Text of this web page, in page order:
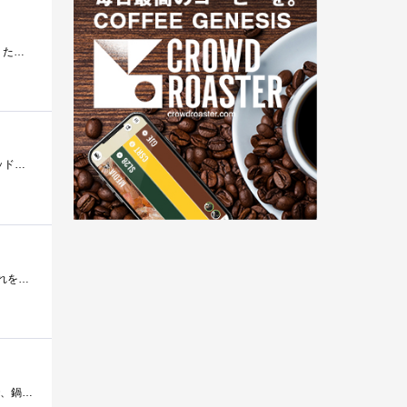
あれー、なんで思いつかなかったんだろうと思った。レンジで作ればめっちゃ楽じゃん。これで簡単にパスタが作れるぜ。たくさんのお湯沸かす�...
先日から兼業主夫として調理にチャレンジしています。その強い味方になってくれているのがiPhone/Androidのクックパッドというアプリ。しかし、実...
楽天でパスタを20Kgぐらい買いました。パスタ生活のためです。しかし、毎度お湯を沸かすのは面倒なもの。そこで、これを買いました。レンジに�...
こいつは便利です!!パスタをゆでる際に鍋など必要ありませんw一人暮らしの学生の見方です!!一人前でしたら電子レンジで、鍋でゆでる時間＋5分�...